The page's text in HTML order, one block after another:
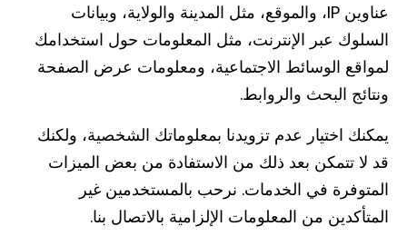
عناوين IP، والموقع، مثل المدينة والولاية، وبيانات
السلوك عبر الإنترنت، مثل المعلومات حول استخدامك
لمواقع الوسائط الاجتماعية، ومعلومات عرض الصفحة
ونتائج البحث والروابط.
يمكنك اختيار عدم تزويدنا بمعلوماتك الشخصية، ولكنك
قد لا تتمكن بعد ذلك من الاستفادة من بعض الميزات
المتوفرة في الخدمات. نرحب بالمستخدمين غير
المتأكدين من المعلومات الإلزامية بالاتصال بنا.